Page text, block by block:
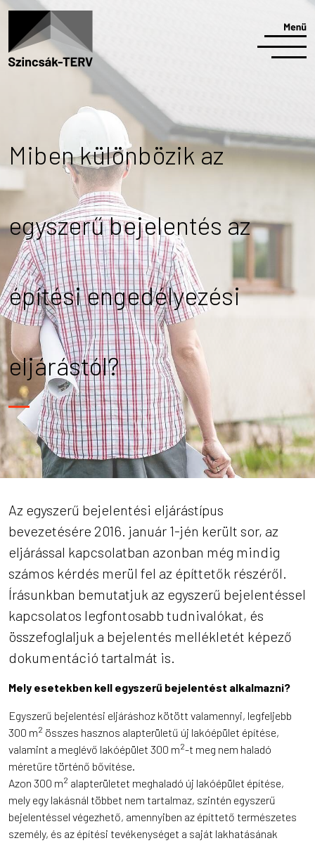
Miben különbözik az
egyszerű bejelentés az
építési engedélyezési
eljárástól?
Az egyszerű bejelentési eljárástípus
bevezetésére 2016. január 1-jén került sor, az
eljárással kapcsolatban azonban még mindig
számos kérdés merül fel az építtetők részéről.
Írásunkban bemutatjuk az egyszerű bejelentéssel
kapcsolatos legfontosabb tudnivalókat, és
összefoglaljuk a bejelentés mellékletét képező
dokumentáció tartalmát is.
Mely esetekben kell egyszerű bejelentést alkalmazni?
Egyszerű bejelentési eljáráshoz kötött valamennyi, legfeljebb
300 m2 összes hasznos alapterületű új lakóépület építése,
valamint a meglévő lakóépület 300 m2-t meg nem haladó
méretűre történő bővítése.
Azon 300 m2 alapterületet meghaladó új lakóépület építése,
mely egy lakásnál többet nem tartalmaz, szintén egyszerű
bejelentéssel végezhető, amennyiben az építtető természetes
személy, és az építési tevékenységet a saját lakhatásának